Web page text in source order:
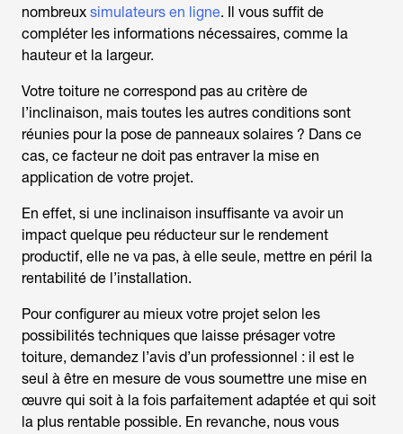
nombreux simulateurs en ligne. Il vous suffit de
compléter les informations nécessaires, comme la
hauteur et la largeur.
Votre toiture ne correspond pas au critère de
l’inclinaison, mais toutes les autres conditions sont
réunies pour la pose de panneaux solaires ? Dans ce
cas, ce facteur ne doit pas entraver la mise en
application de votre projet.
En effet, si une inclinaison insuffisante va avoir un
impact quelque peu réducteur sur le rendement
productif, elle ne va pas, à elle seule, mettre en péril la
rentabilité de l’installation.
Pour configurer au mieux votre projet selon les
possibilités techniques que laisse présager votre
toiture, demandez l’avis d’un professionnel : il est le
seul à être en mesure de vous soumettre une mise en
œuvre qui soit à la fois parfaitement adaptée et qui soit
la plus rentable possible. En revanche, nous vous